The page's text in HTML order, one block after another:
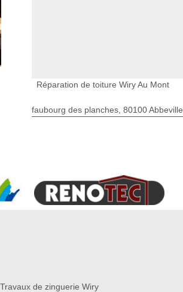
Réparation de toiture Wiry Au Mont
faubourg des planches, 80100 Abbeville
Travaux de zinguerie Wiry